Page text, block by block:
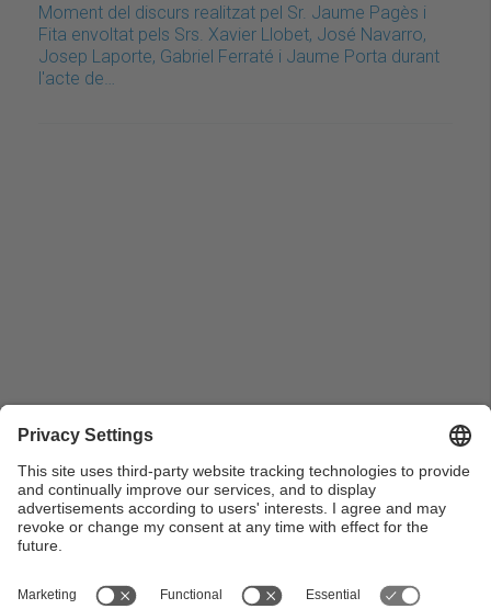
Moment del discurs realitzat pel Sr. Jaume Pagès i
Fita envoltat pels Srs. Xavier Llobet, José Navarro,
Josep Laporte, Gabriel Ferraté i Jaume Porta durant
l'acte de…
Jaume Pagès saludant Pasqual Maragall, alcalde de
Barcelona, acompanyat per Gabriel Ferraté durant
terrenys de la Ciutat…